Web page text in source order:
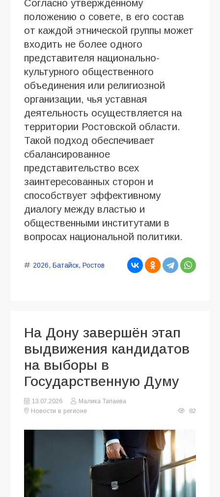
Согласно утверждённому
положению о совете, в его состав
от каждой этнической группы может
входить не более одного
представителя национально-
культурного общественного
объединения или религиозной
организации, чья уставная
деятельность осуществляется на
территории Ростовской области.
Такой подход обеспечивает
сбалансированное
представительство всех
заинтересованных сторон и
способствует эффективному
диалогу между властью и
общественными институтами в
вопросах национальной политики.
2026, Батайск, Ростов
На Дону завершён этап
выдвижения кандидатов
на выборы в
Государственную Думу
13.07.2026
Малика Тапаева
Новости в регионе
82